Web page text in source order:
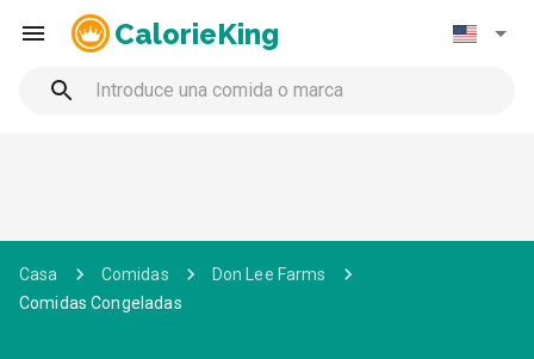
CalorieKing
Casa Comidas
Don Lee Farms
Comidas Congeladas